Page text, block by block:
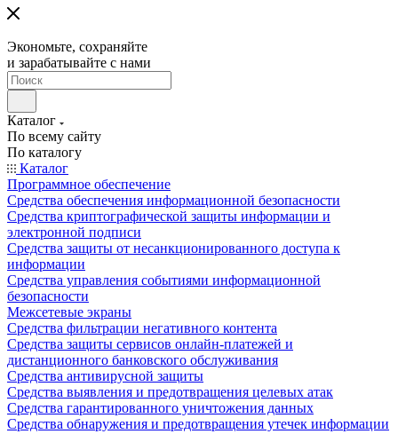
Экономьте, сохраняйте
и зарабатывайте с нами
Каталог
По всему сайту
По каталогу
Каталог
Программное обеспечение
Средства обеспечения информационной безопасности
Средства криптографической защиты информации и
электронной подписи
Средства защиты от несанкционированного доступа к
информации
Средства управления событиями информационной
безопасности
Межсетевые экраны
Средства фильтрации негативного контента
Средства защиты сервисов онлайн-платежей и
дистанционного банковского обслуживания
Средства антивирусной защиты
Средства выявления и предотвращения целевых атак
Средства гарантированного уничтожения данных
Средства обнаружения и предотвращения утечек информации